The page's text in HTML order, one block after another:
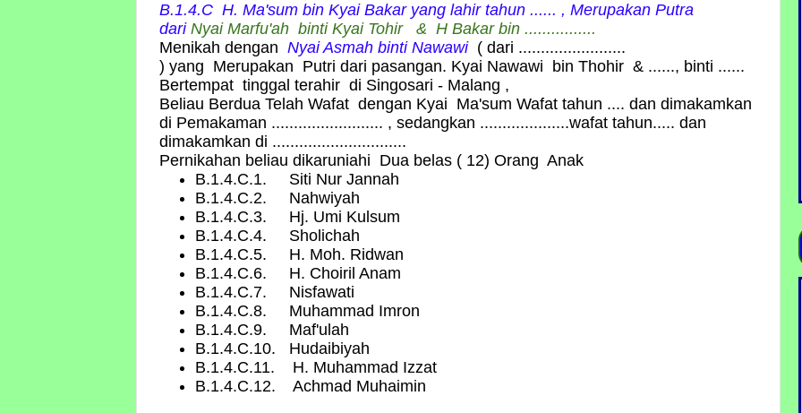
B.1.4.C H. Ma'sum bin Kyai Bakaryang lahir tahun ...... , Merupakan Putra
dari Nyai Marfu'ah binti Kyai Tohir & H Bakar bin ................
Menikah dengan Nyai Asmah binti Nawawi ( dari ........................
) yang Merupakan Putri dari pasangan. Kyai Nawawi bin Thohir & ......, binti ......
Bertempat tinggal terahir di Singosari - Malang ,
Beliau Berdua Telah Wafat dengan Kyai Ma'sum Wafat tahun .... dan dimakamkan
di Pemakaman ......................... , sedangkan ....................wafat tahun..... dan
dimakamkan di ..............................
Pernikahan beliau dikaruniahi Dua belas ( 12) Orang Anak
B.1.4.C.1. Siti Nur Jannah
B.1.4.C.2. Nahwiyah
B.1.4.C.3. Hj. Umi Kulsum
B.1.4.C.4. Sholichah
B.1.4.C.5. H. Moh. Ridwan
B.1.4.C.6. H. Choiril Anam
B.1.4.C.7. Nisfawati
B.1.4.C.8. Muhammad Imron
B.1.4.C.9. Maf'ulah
B.1.4.C.10. Hudaibiyah
B.1.4.C.11. H. Muhammad Izzat
B.1.4.C.12. Achmad Muhaimin